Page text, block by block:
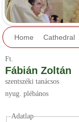
Home Cathedral
Ft.
Fábián Zoltán
szentszéki tanácsos
nyug. plébános
Adatlap